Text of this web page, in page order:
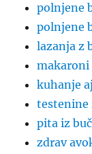
polnjene
polnjene
lazanja z
makaroni
kuhanje
testenine
pita iz
zdrav